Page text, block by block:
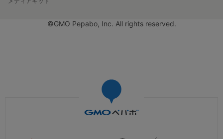
©GMO Pepabo, Inc. All rights reserved.